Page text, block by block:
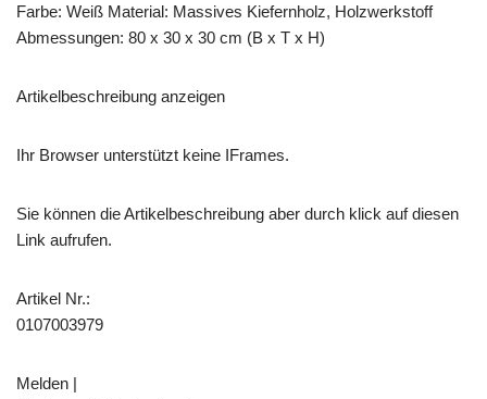
Farbe: Weiß Material: Massives Kiefernholz, Holzwerkstoff
Abmessungen: 80 x 30 x 30 cm (B x T x H)
Artikelbeschreibung anzeigen
Ihr Browser unterstützt keine IFrames.
Sie können die Artikelbeschreibung aber durch klick auf diesen
Link aufrufen.
Artikel Nr.:
0107003979
Melden |